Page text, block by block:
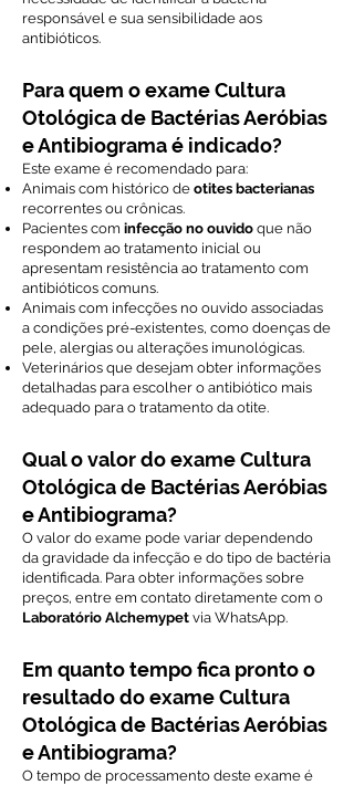
responsável e sua sensibilidade aos
antibióticos.
Para quem o exame Cultura
Otológica de Bactérias Aeróbias
e Antibiograma é indicado?
Este exame é recomendado para:
Animais com histórico de otites bacterianas
recorrentes ou crônicas.
Pacientes com infecção no ouvido que não
respondem ao tratamento inicial ou
apresentam resistência ao tratamento com
antibióticos comuns.
Animais com infecções no ouvido associadas
a condições pré-existentes, como doenças de
pele, alergias ou alterações imunológicas.
Veterinários que desejam obter informações
detalhadas para escolher o antibiótico mais
adequado para o tratamento da otite.
Qual o valor do exame Cultura
Otológica de Bactérias Aeróbias
e Antibiograma?
O valor do exame pode variar dependendo
da gravidade da infecção e do tipo de bactéria
identificada. Para obter informações sobre
preços, entre em contato diretamente com o
Laboratório Alchemypet via WhatsApp.
Em quanto tempo fica pronto o
resultado do exame Cultura
Otológica de Bactérias Aeróbias
e Antibiograma?
O tempo de processamento deste exame é